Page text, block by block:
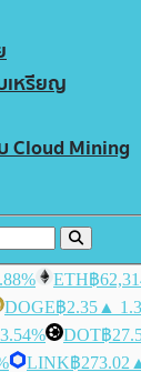
เหรียญ
Cloud Mining
ETH฿
DOGE฿2.35 ▲
DOT฿
LINK฿273.02